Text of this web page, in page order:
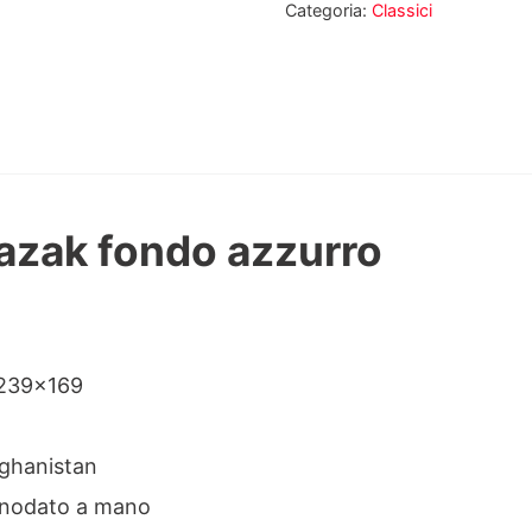
Categoria: Classici
fondo azzurro
a mano